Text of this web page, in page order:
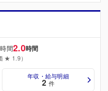
間2.0時間
★ 1.9）
年収・給与明細
2 件